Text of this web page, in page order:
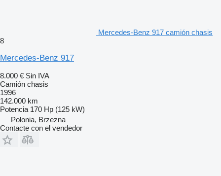
Mercedes-Benz 917 camión chasis
8
Mercedes-Benz 917
8.000 € Sin IVA
Camión chasis
1996
142.000 km
Potencia 170 Hp (125 kW)
Polonia, Brzezna
Contacte con el vendedor